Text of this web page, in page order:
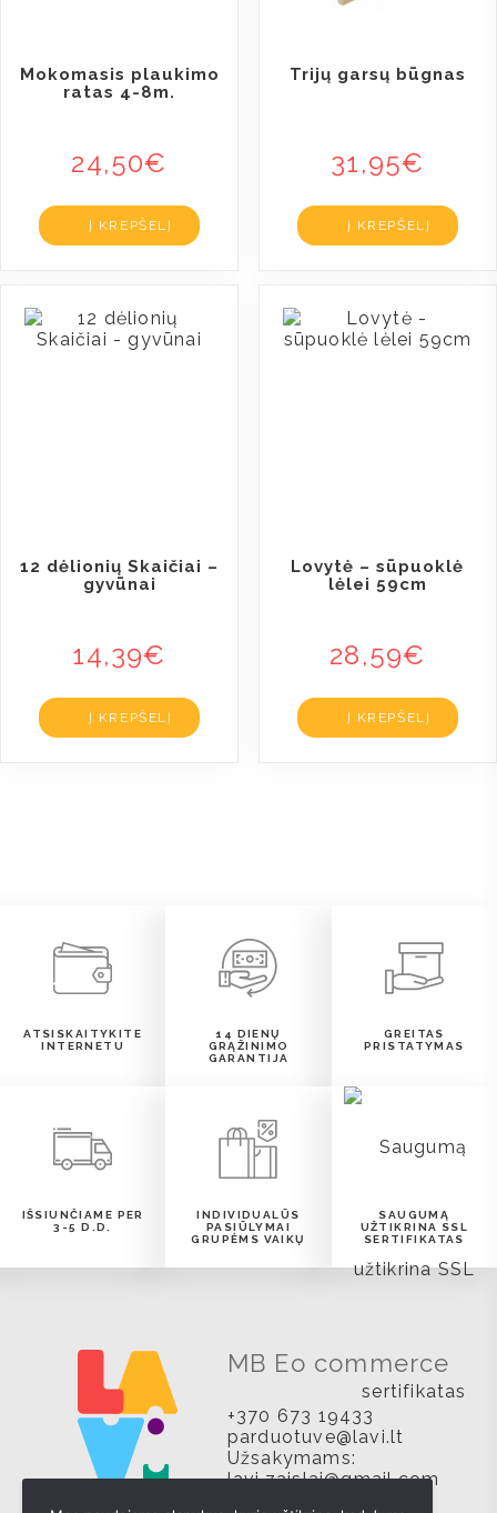
Mokomasis plaukimo
ratas 4-8m.
24,50€
Į KREPŠELĮ
Trijų garsų būgnas
31,95€
Į KREPŠELĮ
12 dėlionių Skaičiai –
gyvūnai
14,39€
Į KREPŠELĮ
Lovytė – sūpuoklė
lėlei 59cm
28,59€
Į KREPŠELĮ
ATSISKAITYKITE
INTERNETU
14 DIENŲ
GRĄŽINIMO
GARANTIJA
GREITAS
PRISTATYMAS
IŠSIUNČIAME PER
3-5 D.D.
INDIVIDUALŪS
PASIŪLYMAI
GRUPĖMS VAIKŲ
SAUGUMĄ
UŽTIKRINA SSL
SERTIFIKATAS
MB Eo commerce
+370 673 19433
parduotuve@lavi.lt
Užsakymams:
lavi.zaislai@gmail.com